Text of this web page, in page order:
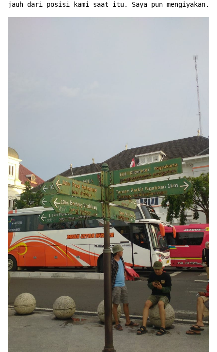
jauh dari posisi kami saat itu. Saya pun mengiyakan.